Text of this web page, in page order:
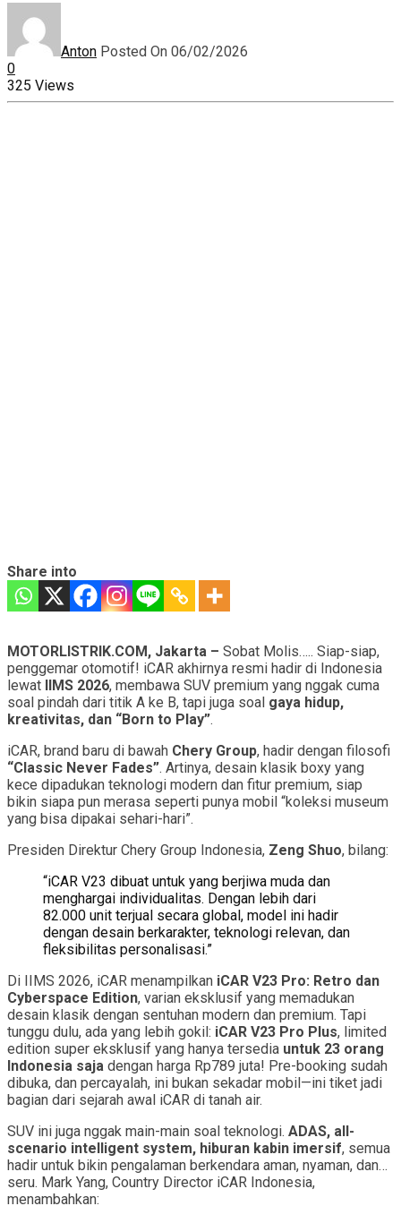
Anton Posted On 06/02/2026
0
325 Views
Share into
MOTORLISTRIK.COM, Jakarta – Sobat Molis….. Siap-siap,
penggemar otomotif! iCAR akhirnya resmi hadir di Indonesia
lewat
IIMS 2026, membawa SUV premium yang nggak cuma
soal pindah dari titik A ke B, tapi juga soal gaya hidup,
kreativitas, dan “Born to Play”.
iCAR, brand baru di bawah Chery Group, hadir dengan filosofi
“Classic Never Fades”. Artinya, desain klasik boxy yang
kece dipadukan teknologi modern dan fitur premium, siap
bikin siapa pun merasa seperti punya mobil “koleksi museum
yang bisa dipakai sehari-hari”.
Presiden Direktur Chery Group Indonesia, Zeng Shuo, bilang:
“iCAR V23 dibuat untuk yang berjiwa muda dan
menghargai individualitas. Dengan lebih dari
82.000 unit terjual secara global, model ini hadir
dengan desain berkarakter, teknologi relevan, dan
fleksibilitas personalisasi.”
Di IIMS 2026, iCAR menampilkan iCAR V23 Pro: Retro dan
Cyberspace Edition, varian eksklusif yang memadukan
desain klasik dengan sentuhan modern dan premium. Tapi
tunggu dulu, ada yang lebih gokil: iCAR V23 Pro Plus, limited
edition super eksklusif yang hanya tersedia untuk 23 orang
Indonesia saja dengan harga Rp789 juta! Pre-booking sudah
dibuka, dan percayalah, ini bukan sekadar mobil—ini tiket jadi
bagian dari sejarah awal iCAR di tanah air.
SUV ini juga nggak main-main soal teknologi. ADAS, all-
scenario intelligent system, hiburan kabin imersif, semua
hadir untuk bikin pengalaman berkendara aman, nyaman, dan…
seru. Mark Yang, Country Director iCAR Indonesia,
menambahkan: